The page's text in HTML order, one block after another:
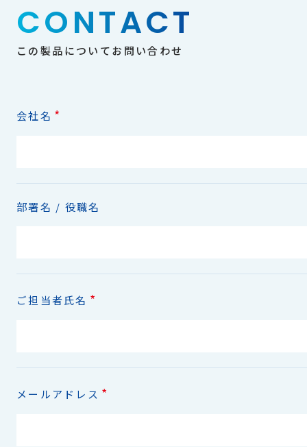
CONTACT
この製品についてお問い合わせ
会社名 *
部署名 / 役職名
ご担当者氏名 *
メールアドレス *